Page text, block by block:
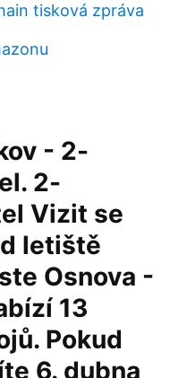
tisková zpráva
- 2-
2-
Vizit se
letiště
Osnova -
13
Pokud
6. dubna